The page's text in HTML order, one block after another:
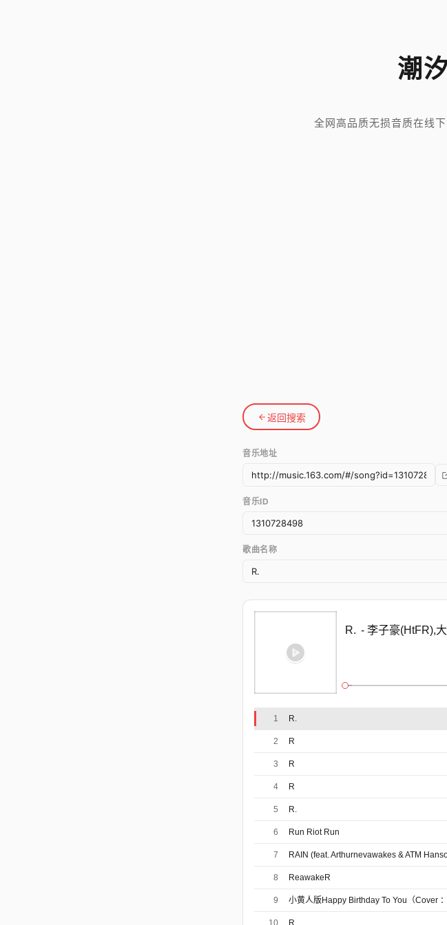
潮
全网高品质无损音质在线下
返回搜索
音乐地址
音乐ID
歌曲名称
R. - 李子豪(HtFR),
1 R.
2 R
3 R
4 R
5 R.
6 Run Riot Run
7 RAIN (feat. Arthurnevawakes & ATM
8 ReawakeR
9 小黄人版Happy Birthday To You（Cover
10 R